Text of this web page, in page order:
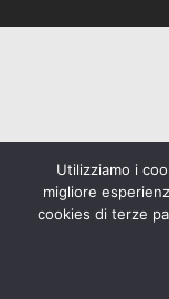
Utilizziamo i
migliore
cookies di terze